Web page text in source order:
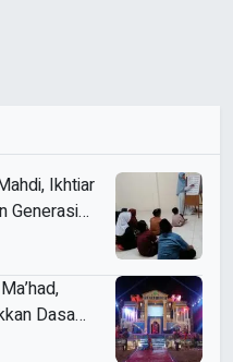
Ikhtiar
Generasi
Dasa